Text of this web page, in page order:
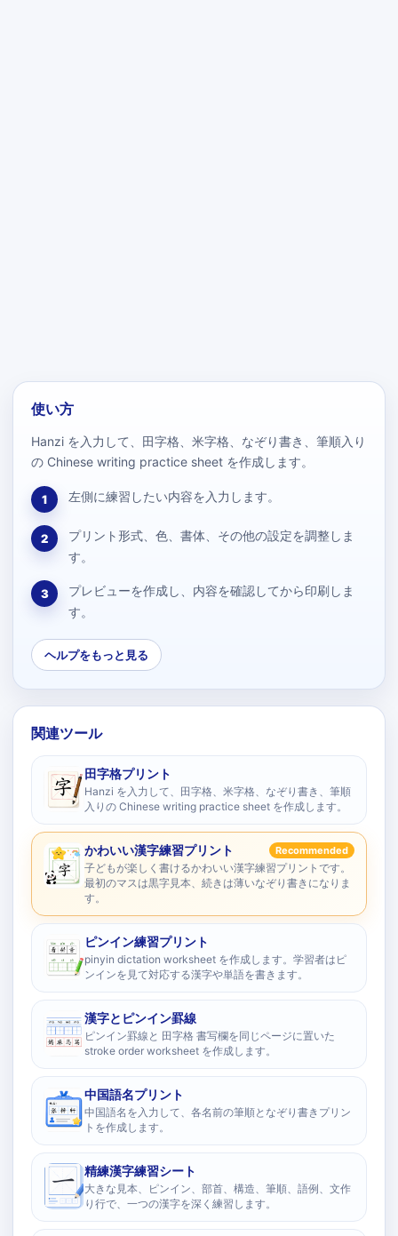
使い方
Hanzi を入力して、田字格、米字格、なぞり書き、筆順入り
の Chinese writing practice sheet を作成します。
1 左側に練習したい内容を入力します。
2
プリント形式、色、書体、その他の設定を調整しま
す。
3
プレビューを作成し、内容を確認してから印刷しま
す。
ヘルプをもっと見る
関連ツール
田字格プリント
Hanzi を入力して、田字格、米字格、なぞり書き、筆順
入りの Chinese writing practice sheet を作成します。
かわいい漢字練習プリント Recommended
子どもが楽しく書けるかわいい漢字練習プリントです。
最初のマスは黒字見本、続きは薄いなぞり書きになりま
す。
ピンイン練習プリント
pinyin dictation worksheet を作成します。学習者はピ
ンインを見て対応する漢字や単語を書きます。
漢字とピンイン罫線
ピンイン罫線と 田字格 書写欄を同じページに置いた
stroke order worksheet を作成します。
中国語名プリント
中国語名を入力して、各名前の筆順となぞり書きプリン
トを作成します。
精練漢字練習シート
大きな見本、ピンイン、部首、構造、筆順、語例、文作
り行で、一つの漢字を深く練習します。